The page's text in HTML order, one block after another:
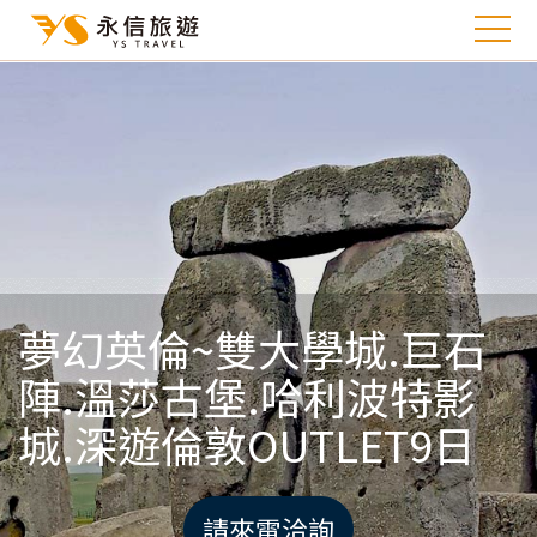
夢幻英倫~雙大學城.巨石
陣.溫莎古堡.哈利波特影
城.深遊倫敦OUTLET9日
請來電洽詢